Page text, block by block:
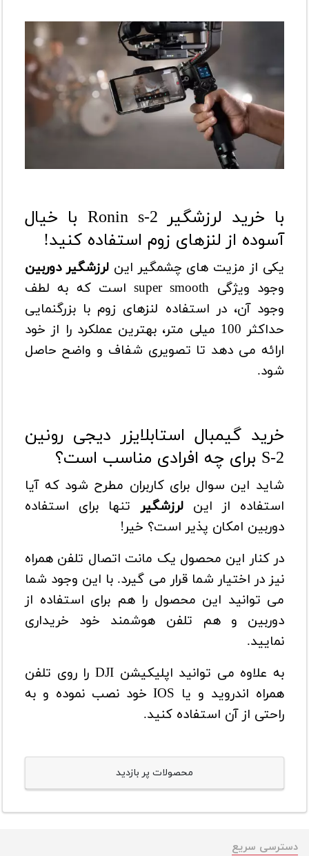
با خرید لرزشگیر Ronin s-2 با خیال
آسوده از لنزهای زوم استفاده کنید!
یکی از مزیت های چشمگیر این لرزشگیر دوربین
وجود ویژگی super smooth است که به لطف
وجود آن، در استفاده لنزهای زوم با بزرگنمایی
حداکثر 100 میلی متر، بهترین عملکرد را از خود
ارائه می دهد تا تصویری شفاف و واضح حاصل
شود.
خرید گیمبال استابلایزر دیجی رونین
S-2 برای چه افرادی مناسب است؟
شاید این سوال برای کاربران مطرح شود که آیا
استفاده از این لرزشگیرتنها برای استفاده
دوربین امکان پذیر است؟ خیر!
در کنار این محصول یک مانت اتصال تلفن همراه
نیز در اختیار شما قرار می گیرد. با این وجود شما
می توانید این محصول را هم برای استفاده از
دوربین و هم تلفن هوشمند خود خریداری
نمایید.
به علاوه می توانید اپلیکیشن DJI را روی تلفن
همراه اندروید و یا IOS خود نصب نموده و به
راحتی از آن استفاده کنید.
محصولات پر بازدید
دسترسی سریع